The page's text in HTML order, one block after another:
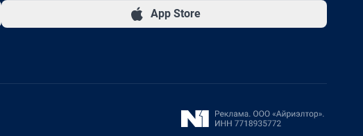
App Store